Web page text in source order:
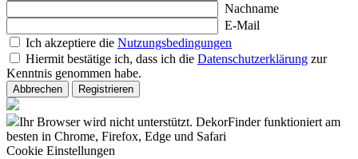
Nachname
E-Mail
Ich akzeptiere die Nutzungsbedingungen
Hiermit bestätige ich, dass ich die Datenschutzerklärung zur
Kenntnis genommen habe.
Abbrechen Registrieren
Ihr Browser wird nicht unterstützt. DekorFinder funktioniert am
besten in Chrome, Firefox, Edge und Safari
Cookie Einstellungen